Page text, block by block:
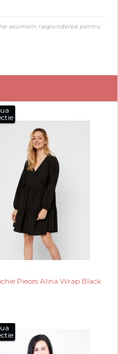
asumam raspunderea pentru
Pieces Alina Wrap Black